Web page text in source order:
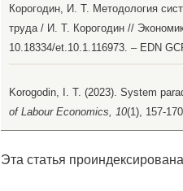
Корогодин, И. Т. Методология
труда / И. Т. Корогодин //
10.18334/et.10.1.116973. – EDN
Korogodin, I. T. (2023). System
of Labour Economics, 10(1), 157-
Эта статья